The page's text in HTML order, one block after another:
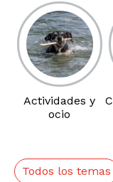
Actividades y
ocio
Todos los temas